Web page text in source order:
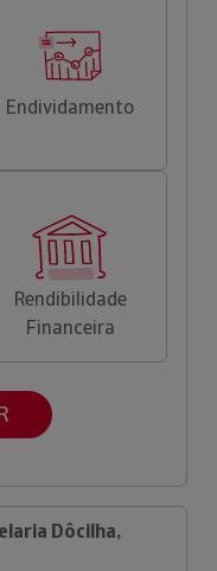
Endividamento
Rendibilidade
Financeira
Dôcilha,